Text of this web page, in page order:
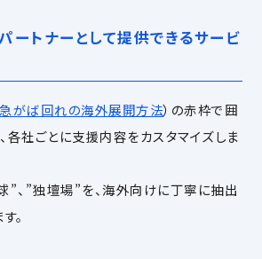
ートナーとして提供できるサービ
がば回れの海外展開方法）の赤枠で囲
各社ごとに支援内容をカスタマイズしま
”、”独壇場”を、海外向けに丁寧に抽出
。